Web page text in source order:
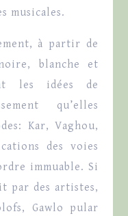
musicales.
à partir de
blanche et
les idées de
qu’elles
Kar, Vaghou,
des voies
immuable. Si
par des artistes,
Gawlo pular